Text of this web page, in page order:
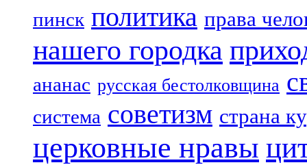
пинск политика права
нашего городка
ананас русская бестолковщина
система советизм страна
церковные нравы